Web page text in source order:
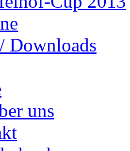
Downloads
uns